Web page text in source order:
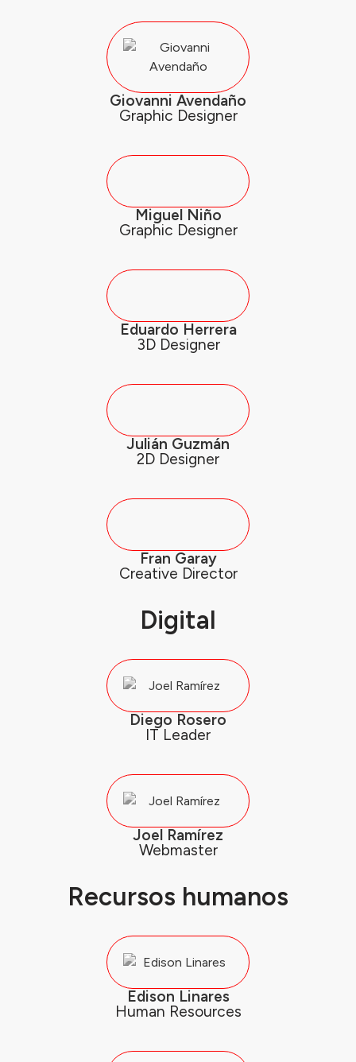
Giovanni Avendaño
Graphic Designer
Miguel Niño
Graphic Designer
Eduardo Herrera
3D Designer
Julián Guzmán
2D Designer
Fran Garay
Creative Director
Digital
Diego Rosero
IT Leader
Joel Ramírez
Webmaster
Recursos humanos
Edison Linares
Human Resources